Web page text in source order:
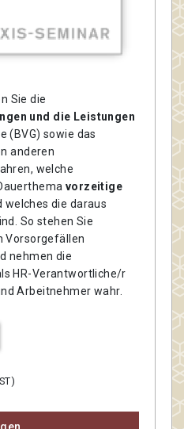
Sie die
und die Leistungen
(BVG) sowie das
anderen
welche
vorzeitige
welches die daraus
So stehen Sie
Vorsorgefällen
nehmen die
HR-Verantwortliche/r
Arbeitnehmer wahr.